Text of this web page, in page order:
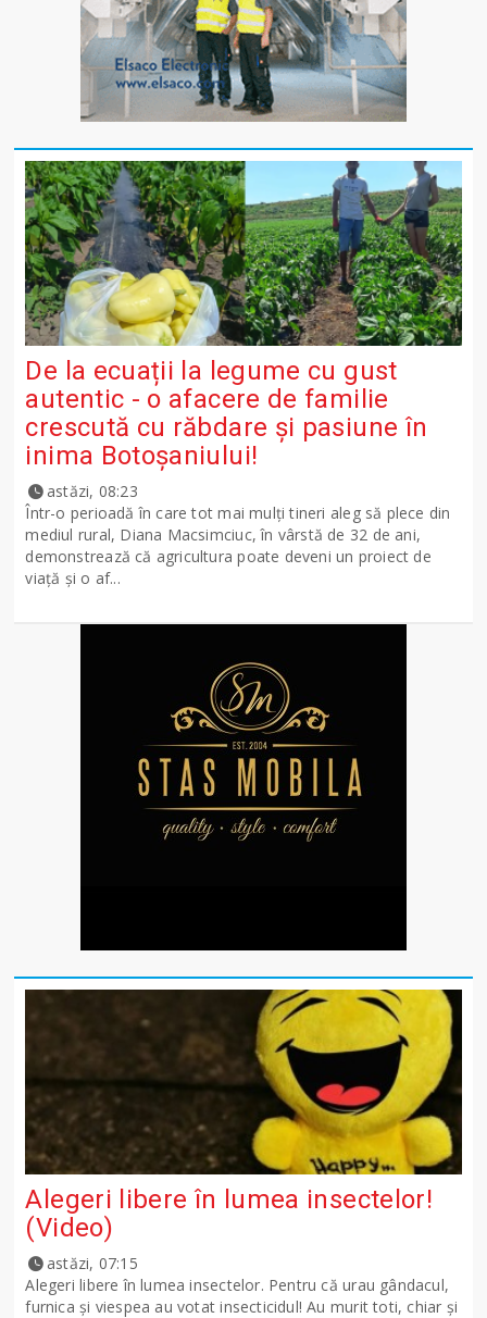
De la ecuații la legume cu gust
autentic - o afacere de familie
crescută cu răbdare și pasiune în
inima Botoșaniului!
astăzi, 08:23
Într-o perioadă în care tot mai mulți tineri aleg să plece din
mediul rural, Diana Macsimciuc, în vârstă de 32 de ani,
demonstrează că agricultura poate deveni un proiect de
viață și o af...
Alegeri libere în lumea insectelor!
(Video)
astăzi, 07:15
Alegeri libere în lumea insectelor. Pentru că urau gândacul,
furnica și viespea au votat insecticidul! Au murit toti, chiar și